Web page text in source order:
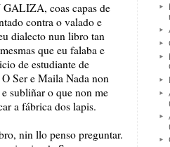
GALIZA, coas capas de
contra o valado e
dialecto nun libro tan
que eu falaba e
de estudiante de
Ser e Maila Nada non
subliñar o que non me
a fábrica dos lapis.
nin llo penso preguntar.